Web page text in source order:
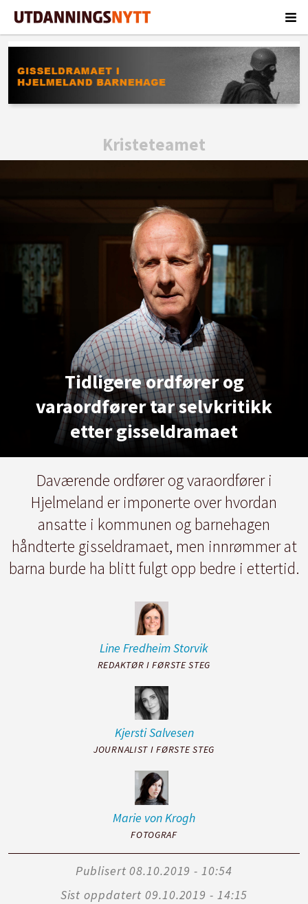
Kristeteamet
Tidligere ordfører og
varaordfører tar selvkritikk
etter gisseldramaet
Daværende ordfører og varaordfører i
Hjelmeland er imponerte over hvordan
ansatte i kommunen og barnehagen
håndterte gisseldramaet, men innrømmer at
barna burde ha blitt fulgt opp bedre i ettertid.
Line FredheimStorvik
REDAKTØR I FØRSTE STEG
KjerstiSalvesen
JOURNALIST I FØRSTE STEG
Marie von Krogh
FOTOGRAF
Publisert
08.10.2019 - 10:54
Sist oppdatert
09.10.2019 - 14:15